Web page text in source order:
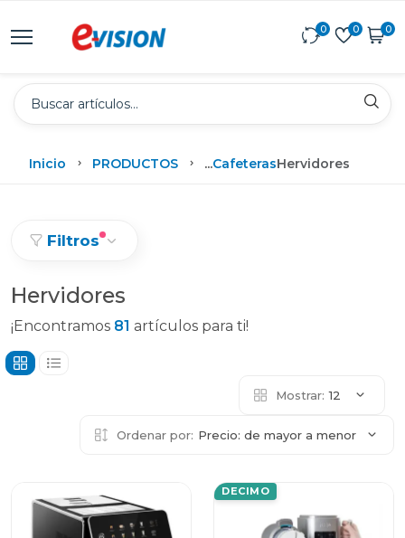
0 0 0
Inicio PRODUCTOS ...CafeterasHervidores
Filtros
Hervidores
¡Encontramos 81 artículos para ti!
Mostrar: 12
Ordenar por: Precio: de mayor a menor
DECIMO